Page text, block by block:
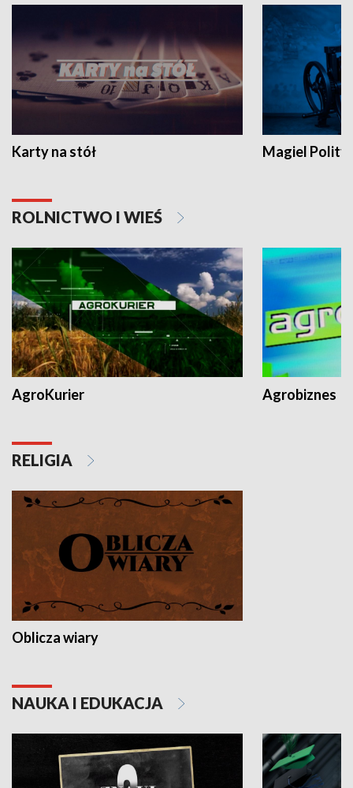
Karty na stół Magiel
ROLNICTWO I WIEŚ
AgroKurier Agrobiznes
RELIGIA
Oblicza wiary
NAUKA I EDUKACJA